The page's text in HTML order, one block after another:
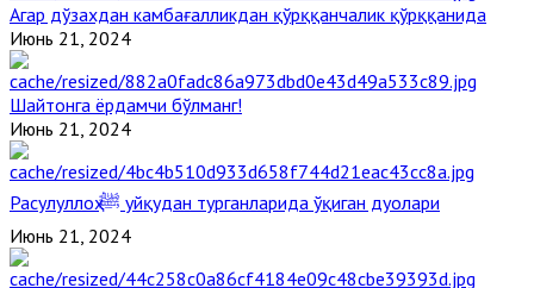
Агар дўзахдан камбағалликдан қўрққанчалик қўрққанида
Июнь 21, 2024
Шайтонга ёрдамчи бўлманг!
Июнь 21, 2024
Расулуллоҳ ﷺ уйқудан турганларида ўқиган дуолари
Июнь 21, 2024